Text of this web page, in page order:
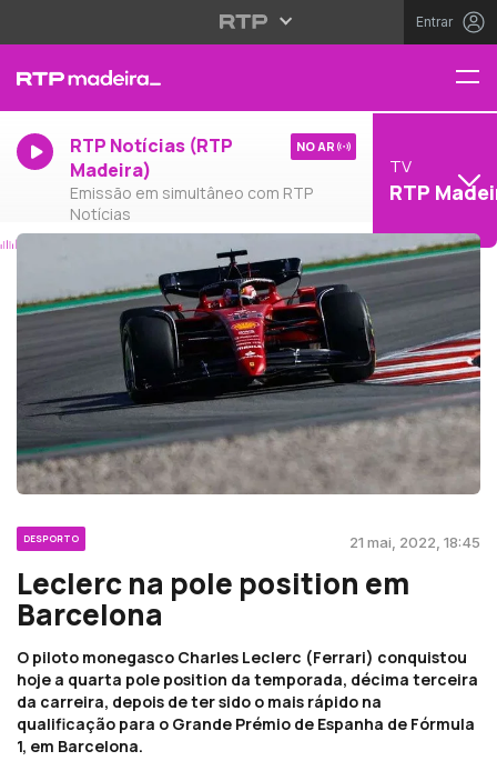
Entrar
RTP Notícias (RTP
Madeira)
Emissão em simultâneo com RTP
Notícias
NO AR
TV
RTP
DESPORTO 21 mai, 2022, 18:45
Leclerc na pole position em
Barcelona
O piloto monegasco Charles Leclerc (Ferrari) conquistou
hoje a quarta pole position da temporada, décima terceira
da carreira, depois de ter sido o mais rápido na
qualificação para o Grande Prémio de Espanha de Fórmula
1, em Barcelona.